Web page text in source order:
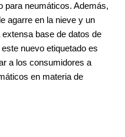
para neumáticos. Además,
agarre en la nieve y un
base de datos de
nuevo etiquetado es
a los consumidores a
en materia de